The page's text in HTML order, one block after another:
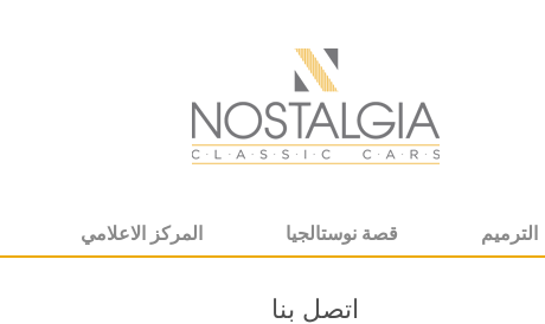
الترميم قصة نوستالجيا المركز الاعلامي
اتصل بنا